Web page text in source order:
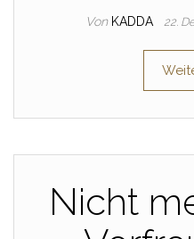
Von KADDA 22.
Nicht